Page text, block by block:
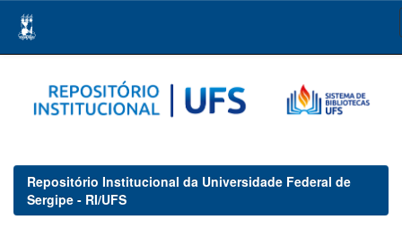
navigation
Repositório Institucional da Universidade Federal de
Sergipe - RI/UFS